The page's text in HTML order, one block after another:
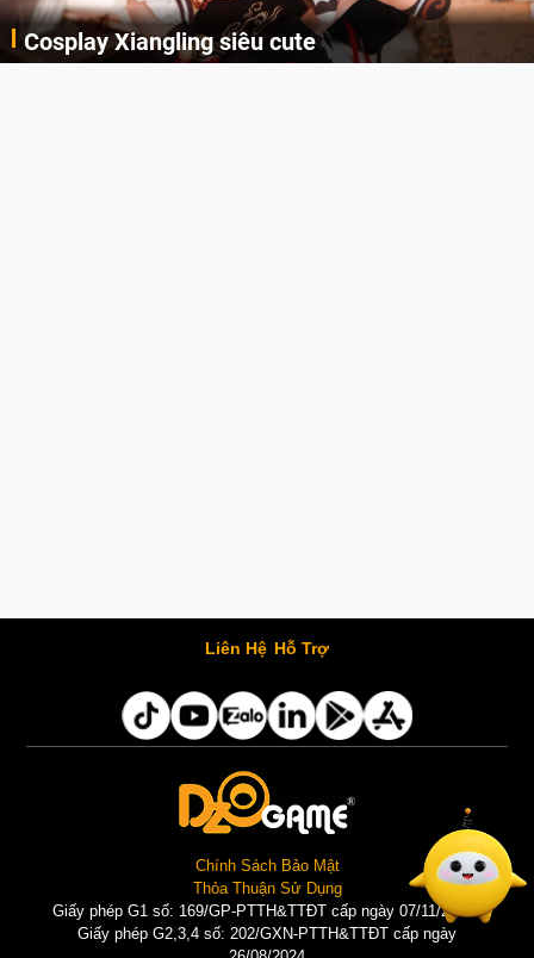
Cosplay Xiangling siêu cute
Liên Hệ Hỗ Trợ
Chính Sách Bảo Mật
Thỏa Thuận Sử Dụng
Giấy phép G1 số: 169/GP-PTTH&TTĐT cấp ngày 07/11/2025 |
Giấy phép G2,3,4 số: 202/GXN-PTTH&TTĐT cấp ngày